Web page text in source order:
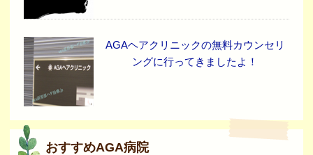
AGAヘアクリニックの無料カウンセリ
ングに行ってきましたよ！
おすすめAGA病院